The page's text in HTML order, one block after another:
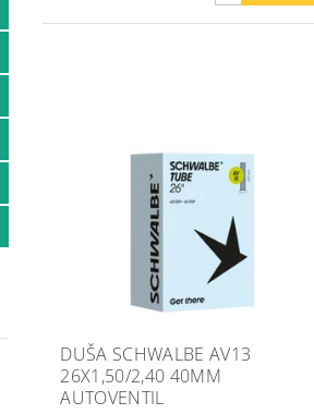
DUŠA SCHWALBE AV13
26X1,50/2,40 40MM
AUTOVENTIL